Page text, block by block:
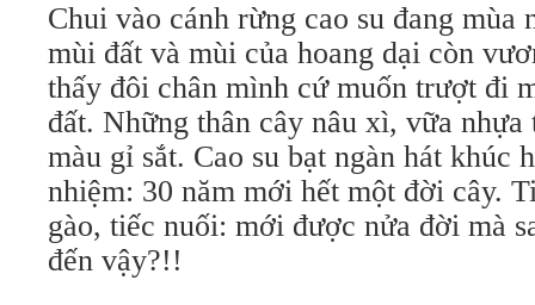
Chui vào cánh rừng cao su đang mùa
mùi đất và mùi của hoang dại còn
thấy đôi chân mình cứ muốn trượt đi
đất. Những thân cây nâu xì, vữa
màu gỉ sắt. Cao su bạt ngàn hát khúc
nhiệm: 30 năm mới hết một đời cây.
gào, tiếc nuối: mới được nửa đời mà
đến vậy?!!